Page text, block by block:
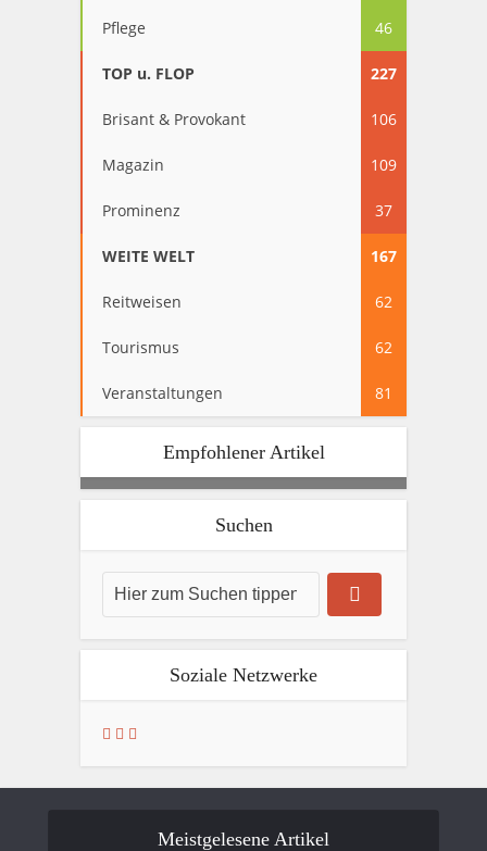
Pflege 46
TOP u. FLOP 227
Brisant & Provokant 106
Magazin 109
Prominenz 37
WEITE WELT 167
Reitweisen 62
Tourismus 62
Veranstaltungen 81
Empfohlener Artikel
Suchen
Soziale Netzwerke
Meistgelesene Artikel